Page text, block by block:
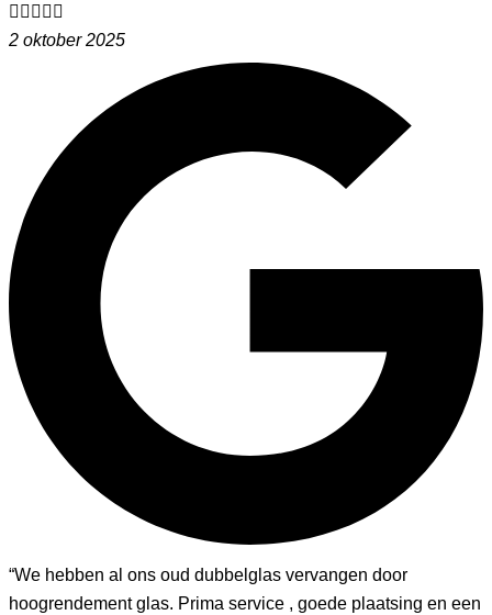
    
2 oktober 2025
“We hebben al ons oud dubbelglas vervangen door
hoogrendement glas. Prima service , goede plaatsing en een